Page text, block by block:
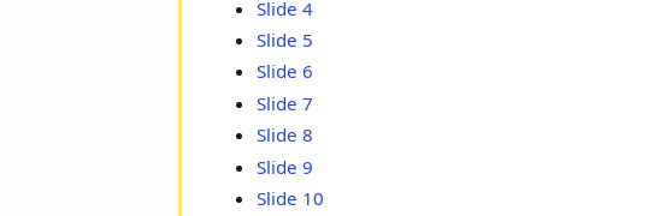
Slide 4
Slide 5
Slide 6
Slide 7
Slide 8
Slide 9
Slide 10